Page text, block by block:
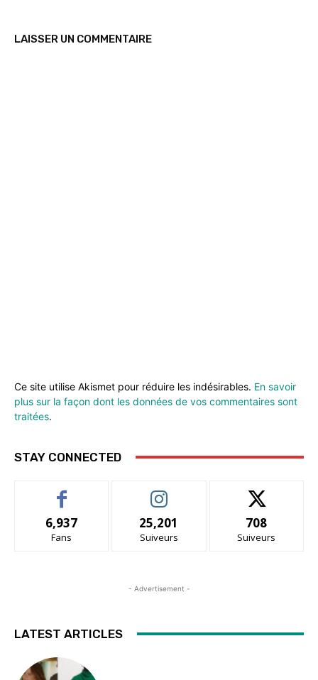
LAISSER UN COMMENTAIRE
Ce site utilise Akismet pour réduire les indésirables. En savoir
plus sur la façon dont les données de vos commentaires sont
traitées.
STAY CONNECTED
6,937
Fans
25,201
Suiveurs
708
Suiveurs
- Advertisement -
LATEST ARTICLES